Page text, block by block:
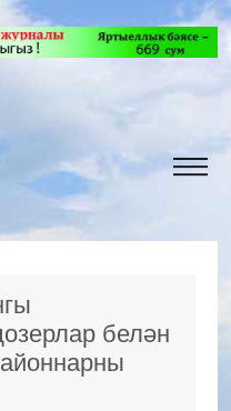
белән